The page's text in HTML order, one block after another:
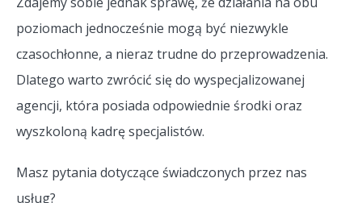
poziomach jednocześnie mogą być niezwykle
czasochłonne, a nieraz trudne do przeprowadzenia.
Dlatego warto zwrócić się do wyspecjalizowanej
agencji, która posiada odpowiednie środki oraz
wyszkoloną kadrę specjalistów.
Masz pytania dotyczące świadczonych przez nas
usług?